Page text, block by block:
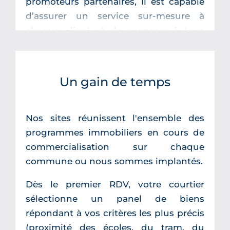
d’assurer un service sur-mesure à
chaque client et de proposer à tous
Nantes, Rennes et Montpellier.
trouver le logement correspondant aux
critères de recherche, ainsi qu’au
budget alloué à votre projet de vie, que
ce soit à Toulouse, Bordeaux, Nantes,
Rennes ou Montpellier.
Nos courtiers ont une connaissance
Un gain de temps
Nos sites réunissent l'ensemble des
programmes immobiliers en cours de
commercialisation sur chaque
commune ou nous sommes implantés.
Dès le premier RDV, votre courtier
sélectionne un panel de biens
répondant à vos critères les plus précis
(proximité des écoles, du tram, du